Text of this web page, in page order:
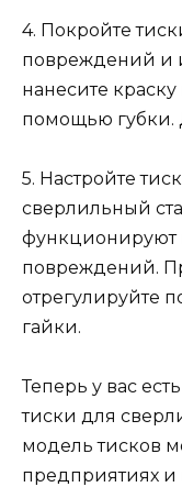
4. Покройте
повреждений и
нанесите
помощью губки.
5. Настройте
сверлильный
функционируют
повреждений.
отрегулируйте
гайки.
Теперь у вас
тиски для
модель тисков
предприятиях и